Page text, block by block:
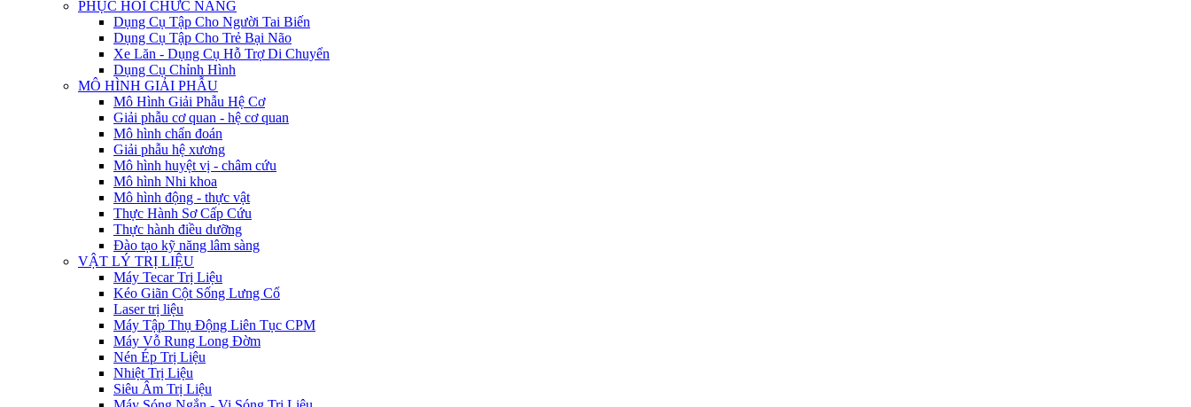
PHỤC HỒI CHỨC NĂNG
Dụng Cụ Tập Cho Người Tai Biến
Dụng Cụ Tập Cho Trẻ Bại Não
Xe Lăn - Dụng Cụ Hỗ Trợ Di Chuyển
Dụng Cụ Chỉnh Hình
MÔ HÌNH GIẢI PHẪU
Mô Hình Giải Phẫu Hệ Cơ
Giải phẫu cơ quan - hệ cơ quan
Mô hình chẩn đoán
Giải phẫu hệ xương
Mô hình huyệt vị - châm cứu
Mô hình Nhi khoa
Mô hình động - thực vật
Thực Hành Sơ Cấp Cứu
Thực hành điều dưỡng
Đào tạo kỹ năng lâm sàng
VẬT LÝ TRỊ LIỆU
Máy Tecar Trị Liệu
Kéo Giãn Cột Sống Lưng Cổ
Laser trị liệu
Máy Tập Thụ Động Liên Tục CPM
Máy Vỗ Rung Long Đờm
Nén Ép Trị Liệu
Nhiệt Trị Liệu
Siêu Âm Trị Liệu